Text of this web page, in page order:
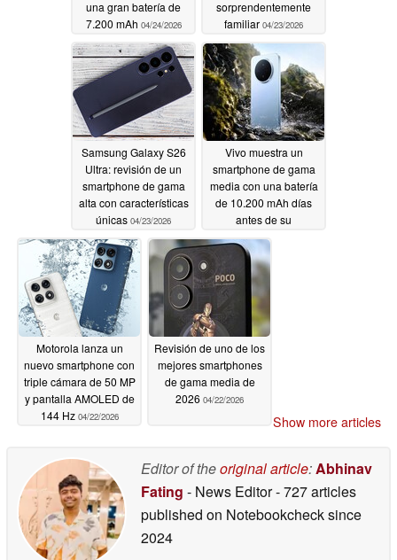
una gran batería de
7.200 mAh 04/24/2026
sorprendentemente
familiar 04/23/2026
Samsung Galaxy S26
Ultra: revisión de un
smartphone de gama
alta con características
únicas 04/23/2026
Vivo muestra un
smartphone de gama
media con una batería
de 10.200 mAh días
antes de su
lanzamiento
Motorola lanza un
nuevo smartphone con
triple cámara de 50 MP
y pantalla AMOLED de
144 Hz 04/22/2026
Revisión de uno de los
mejores smartphones
de gama media de
2026 04/22/2026
Show more articles
Editor of theoriginal article:Abhinav
Fating - News Editor- 727 articles
published on Notebookchecksince
2024